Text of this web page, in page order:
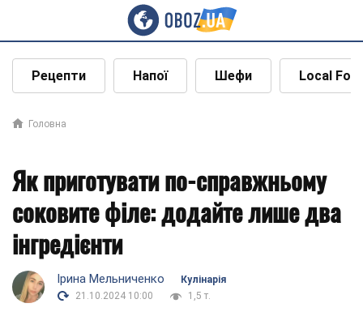
Рецепти Напої Шефи Local
Головна
Як приготувати по-справжньому
соковите філе: додайте лише два
інгредієнти
Ірина Мельниченко
Кулінарія
21.10.2024 10:00
1,5 т.